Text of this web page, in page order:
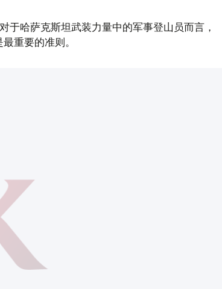
于哈萨克斯坦武装力量中的军事登山员而言，
重要的准则。